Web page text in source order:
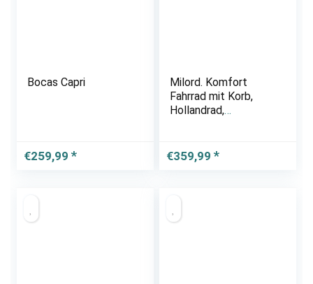
Bocas Capri
€259,99
Milord. Komfort
Fahrrad mit Korb,
Hollandrad,
€359,99